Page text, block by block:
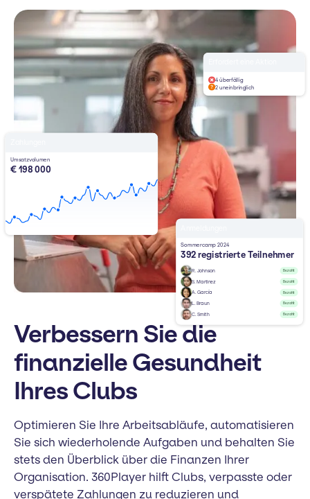
Verbessern Sie die
finanzielle Gesundheit
Ihres Clubs
Optimieren Sie Ihre Arbeitsabläufe, automatisieren
Sie sich wiederholende Aufgaben und behalten Sie
stets den Überblick über die Finanzen Ihrer
Organisation. 360Player hilft Clubs, verpasste oder
verspätete Zahlungen zu reduzieren und
Umsatzvolumen
€ 198 000
4 überfällig
2 uneinbringlich
Sommercamp 2024
392 registrierte Teilnehmer
R. Johnson Bezahlt
S. Martinez Bezahlt
A. García Bezahlt
L. Braun Bezahlt
C. Smith Bezahlt